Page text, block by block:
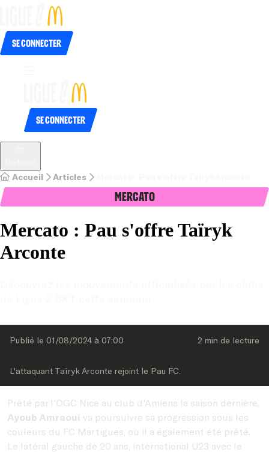
Se connecter
Se connecter
Accueil Articles
Mercato
Mercato : Pau s'offre Taïryk
Arconte
Publié le 01/08/2024 à 07:00 2 min de lecture
L'attaquant Taïryk Arconte rejoint le Pau FC.
Prêté par l'OGC Nice au club d'Amiens la saison dernière,
Ayoub Amraoui va poursuivre sa progression sous les
couleurs du FC Martigues, où il a également été prêté.
Le latéral gauche de 20 ans, international U23 avec le